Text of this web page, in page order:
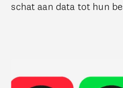
schat aan data tot hun